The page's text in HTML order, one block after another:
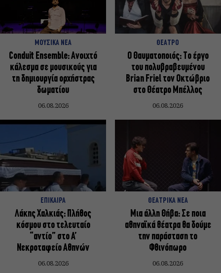
ΜΟΥΣΙΚΑ ΝΕΑ
Conduit Ensemble: Ανοιχτό
κάλεσμα σε μουσικούς για
τη δημιουργία ορχήστρας
δωματίου
06.08.2026
ΘΕΑΤΡΟ
Ο Θαυματοποιός: Το έργο
του πολυβραβευμένου
Brian Friel τον Οκτώβριο
στο Θέατρο Μπέλλος
06.08.2026
ΕΠΙΚΑΙΡΑ
Λάκης Χαλκιάς: Πλήθος
κόσμου στο τελευταίο
“αντίο” στο Α’
Νεκροταφείο Αθηνών
06.08.2026
ΘΕΑΤΡΙΚΑ ΝΕΑ
Μια άλλη Θήβα: Σε ποια
αθηναϊκά θέατρα θα δούμε
την παράσταση το
Φθινόπωρο
06.08.2026